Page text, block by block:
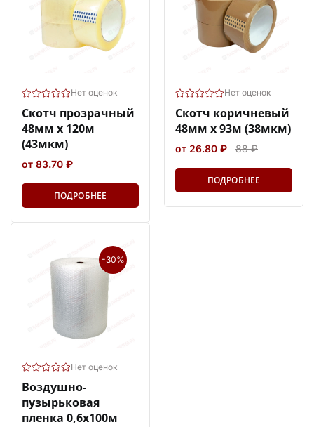
Нет оценок
Скотч прозрачный
48мм х 120м
(43мкм)
от 83.70 ₽
ПОДРОБНЕЕ
Нет оценок
Скотч коричневый
48мм х 93м (38мкм)
от 26.80 ₽ 88 ₽
ПОДРОБНЕЕ
-30%
Нет оценок
Воздушно-
пузырьковая
пленка 0,6х100м